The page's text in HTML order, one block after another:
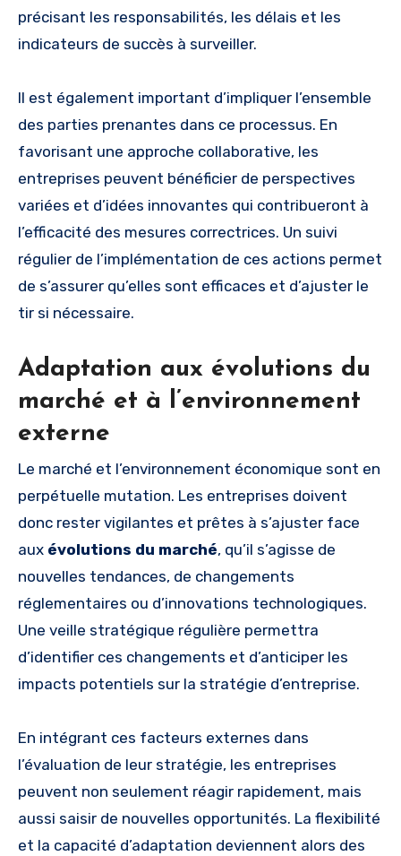
précisant les responsabilités, les délais et les
indicateurs de succès à surveiller.
Il est également important d’impliquer l’ensemble
des parties prenantes dans ce processus. En
favorisant une approche collaborative, les
entreprises peuvent bénéficier de perspectives
variées et d’idées innovantes qui contribueront à
l’efficacité des mesures correctrices. Un suivi
régulier de l’implémentation de ces actions permet
de s’assurer qu’elles sont efficaces et d’ajuster le
tir si nécessaire.
Adaptation aux évolutions du
marché et à l’environnement
externe
Le marché et l’environnement économique sont en
perpétuelle mutation. Les entreprises doivent
donc rester vigilantes et prêtes à s’ajuster face
aux évolutions du marché, qu’il s’agisse de
nouvelles tendances, de changements
réglementaires ou d’innovations technologiques.
Une veille stratégique régulière permettra
d’identifier ces changements et d’anticiper les
impacts potentiels sur la stratégie d’entreprise.
En intégrant ces facteurs externes dans
l’évaluation de leur stratégie, les entreprises
peuvent non seulement réagir rapidement, mais
aussi saisir de nouvelles opportunités. La flexibilité
et la capacité d’adaptation deviennent alors des